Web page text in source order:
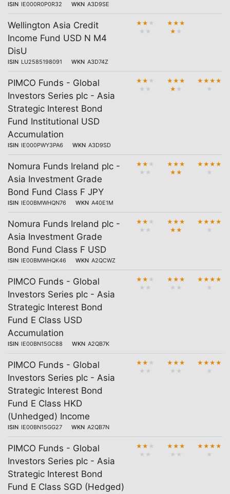
ISIN IE000R0P0R32 WKN A3D9SE
Wellington Asia Credit
Income Fund USD N M4
DisU
ISIN LU2585198091 WKN A3D74Z
★ ★ ★
★ ★
★ ★ ★
★ ★
PIMCO Funds - Global
Investors Series plc - Asia
Strategic Interest Bond
Fund Institutional USD
Accumulation
ISIN IE000PWY3PA6 WKN A3D9SD
★ ★ ★
★ ★
★ ★ ★
★ ★
★ ★ ★ ★
★
Nomura Funds Ireland plc -
Asia Investment Grade
Bond Fund Class F JPY
ISIN IE00BMWHQN76 WKN A40E1M
★ ★ ★
★ ★
★ ★ ★
★ ★
★ ★ ★ ★
★
Nomura Funds Ireland plc -
Asia Investment Grade
Bond Fund Class F USD
ISIN IE00BMWHQK46 WKN A2QCWZ
★ ★ ★
★ ★
★ ★ ★
★ ★
★ ★ ★ ★
★
PIMCO Funds - Global
Investors Series plc - Asia
Strategic Interest Bond
Fund E Class USD
Accumulation
ISIN IE00BN15GC88 WKN A2QB7K
★ ★ ★
★ ★
★ ★ ★
★ ★
★ ★ ★ ★
★
PIMCO Funds - Global
Investors Series plc - Asia
Strategic Interest Bond
Fund E Class HKD
(Unhedged) Income
ISIN IE00BN15GG27 WKN A2QB7N
★ ★ ★
★ ★
★ ★ ★
★ ★
★ ★ ★ ★
★
PIMCO Funds - Global
Investors Series plc - Asia
Strategic Interest Bond
Fund E Class SGD (Hedged)
★ ★ ★
★ ★
★ ★ ★
★ ★
★ ★ ★ ★
★